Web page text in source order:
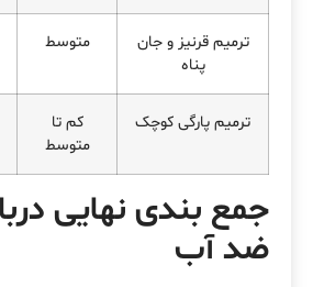
ترمیم قرنیز و جان
پناه
متوسط
ترمیم پارگی کوچک
کم تا
متوسط
جمع بندی نهایی
ضد آب